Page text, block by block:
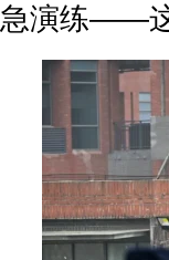
急演练——